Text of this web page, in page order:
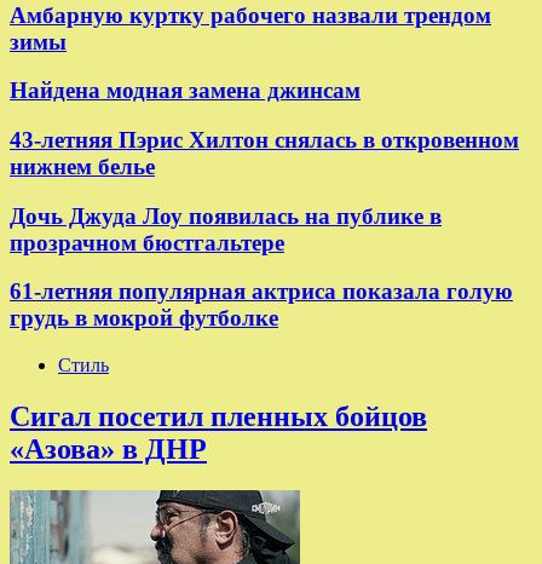
Амбарную куртку рабочего назвали трендом
зимы
Найдена модная замена джинсам
43-летняя Пэрис Хилтон снялась в откровенном
нижнем белье
Дочь Джуда Лоу появилась на публике в
прозрачном бюстгальтере
61-летняя популярная актриса показала голую
грудь в мокрой футболке
Стиль
Сигал посетил пленных бойцов
«Азова» в ДНР